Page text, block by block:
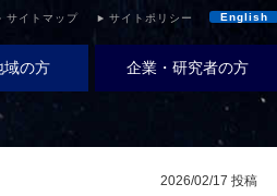
サイトマップ サイトポリシー English
域の方 企業・研究者の方
2026/02/17 投稿